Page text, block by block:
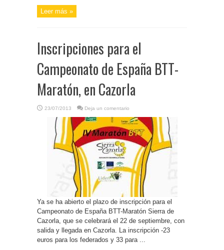
Leer más »
Inscripciones para el
Campeonato de España BTT-
Maratón, en Cazorla
23/07/2013 Deja un comentario
Ya se ha abierto el plazo de inscripción para el
Campeonato de España BTT-Maratón Sierra de
Cazorla, que se celebrará el 22 de septiembre, con
salida y llegada en Cazorla. La inscripción -23
euros para los federados y 33 para ...